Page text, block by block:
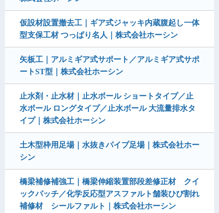
仮設材設置撤去工｜ギア式ジャッキ内蔵腹起し一体
型支保工材 つっぱり名人｜株式会社ホーシン
矢板工｜アルミギア式サポート／アルミギア式サポ
ートST型｜株式会社ホーシン
止水剤・止水材｜止水ボール ショートタイプ／止
水ボール ロングタイプ／止水ボール 大流量排水タ
イプ｜株式会社ホーシン
土木型枠用足場｜水抜きパイプ足場｜株式会社ホー
シン
橋梁補修補強工｜橋梁伸縮装置部段差修正材 クイ
ックパッチ／化学反応型アスファルト舗装ひび割れ
補修材 シールファルト｜株式会社ホーシン